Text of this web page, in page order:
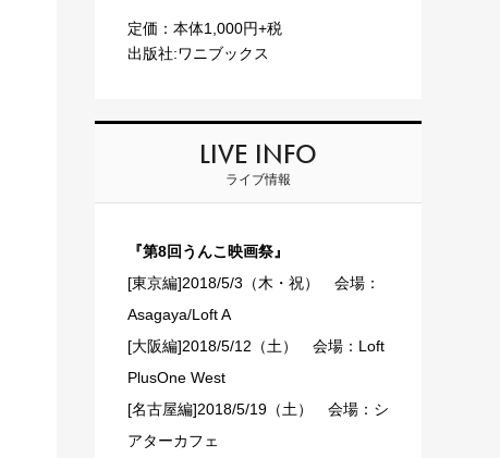
定価：本体1,000円+税
出版社:ワニブックス
LIVE INFO
ライブ情報
『第8回うんこ映画祭』
[東京編]2018/5/3（木・祝） 会場：
Asagaya/Loft A
[大阪編]2018/5/12（土） 会場：Loft
PlusOne West
[名古屋編]2018/5/19（土） 会場：シ
アターカフェ